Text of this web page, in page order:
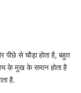
से चौड़ा होता है, बहुत
के मुख के समान होता है
है.